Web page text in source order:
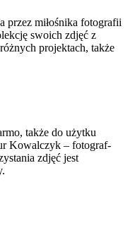
przez miłośnika fotografii
swoich zdjęć z
projektach, także
także do użytku
Kowalczyk – fotograf-
zdjęć jest